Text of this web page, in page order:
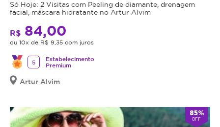
Só Hoje: 2 Visitas com Peeling de diamante, drenagem
facial, máscara hidratante no Artur Alvim
R$ 84,00
ou 10x de R$ 9,35 com juros
5
Estabelecimento
Premium
Artur Alvim
85%
OFF